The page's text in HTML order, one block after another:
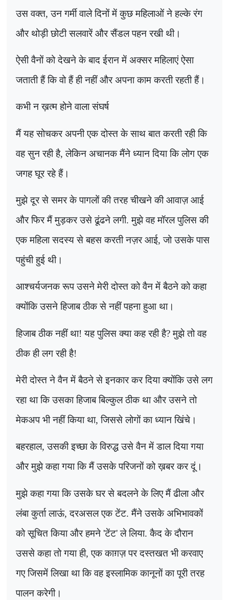
उस वक्त,उन गर्मी वाले दिनों में कुछ महिलाओं ने हल्के रंग
और थोड़ी छोटी सलवारें और सैंडल पहन रखी थी।
ऐसी वैनों को देखने के बाद ईरान में अक्सर महिलाएं ऐसा
जताती हैं कि वो हैं ही नहीं और अपना काम करती रहती हैं।
कभी न ख़त्म होने वाला संघर्ष
मैं यह सोचकर अपनी एक दोस्त के साथ बात करती रही कि
वह सुन रही है,लेकिन अचानक मैंने ध्यान दिया कि लोग एक
जगह घूर रहे हैं।
मुझे दूर से समर के पागलों की तरह चीखने की आवाज़ आई
और फिर मैं मुड़कर उसे ढूंढने लगी. मुझे वह मॉरल पुलिस की
एक महिला सदस्य से बहस करती नज़र आई,जो उसके पास
पहुंची हुई थी।
आश्चर्यजनक रूप उसने मेरी दोस्त को वैन में बैठने को कहा
क्योंकि उसने हिजाब ठीक से नहीं पहना हुआ था।
हिजाब ठीक नहीं था! यह पुलिस क्या कह रही है?मुझे तो वह
ठीक ही लग रही है!
मेरी दोस्त ने वैन में बैठने से इनकार कर दिया क्योंकि उसे लग
रहा था कि उसका हिजाब बिल्कुल ठीक था और उसने तो
मेकअप भी नहीं किया था,जिससे लोगों का ध्यान खिंचे।
बहरहाल,उसकी इच्छा के विरुद्ध उसे वैन में डाल दिया गया
और मुझे कहा गया कि मैं उसके परिजनों को ख़बर कर दूं।
मुझे कहा गया कि उसके घर से बदलने के लिए मैं ढीला और
लंबा कुर्ता लाऊं,दरअसल एक टेंट. मैंने उसके अभिभावकों
को सूचित किया और हमने 'टेंट'ले लिया. कैद के दौरान
उससे कहा तो गया ही,एक काग़ज़ पर दस्तखत भी करवाए
गए जिसमें लिखा था कि वह इस्लामिक कानूनों का पूरी तरह
पालन करेगी।